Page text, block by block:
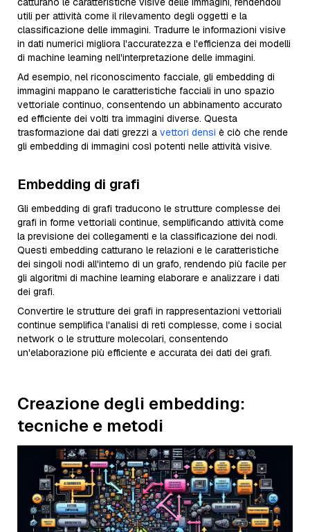
utili per attività come il rilevamento degli oggetti e la
classificazione delle immagini. Tradurre le informazioni visive
in dati numerici migliora l'accuratezza e l'efficienza dei modelli
di machine learning nell'interpretazione delle immagini.
Ad esempio, nel riconoscimento facciale, gli embedding di
immagini mappano le caratteristiche facciali in uno spazio
vettoriale continuo, consentendo un abbinamento accurato
ed efficiente dei volti tra immagini diverse. Questa
trasformazione dai dati grezzi a vettori densi è ciò che rende
gli embedding di immagini così potenti nelle attività visive.
Embedding di grafi
Gli embedding di grafi traducono le strutture complesse dei
grafi in forme vettoriali continue, semplificando attività come
la previsione dei collegamenti e la classificazione dei nodi.
Questi embedding catturano le relazioni e le caratteristiche
dei singoli nodi all'interno di un grafo, rendendo più facile per
gli algoritmi di machine learning elaborare e analizzare i dati
dei grafi.
Convertire le strutture dei grafi in rappresentazioni vettoriali
continue semplifica l'analisi di reti complesse, come i social
network o le strutture molecolari, consentendo
un'elaborazione più efficiente e accurata dei dati dei grafi.
Creazione degli embedding:
tecniche e metodi